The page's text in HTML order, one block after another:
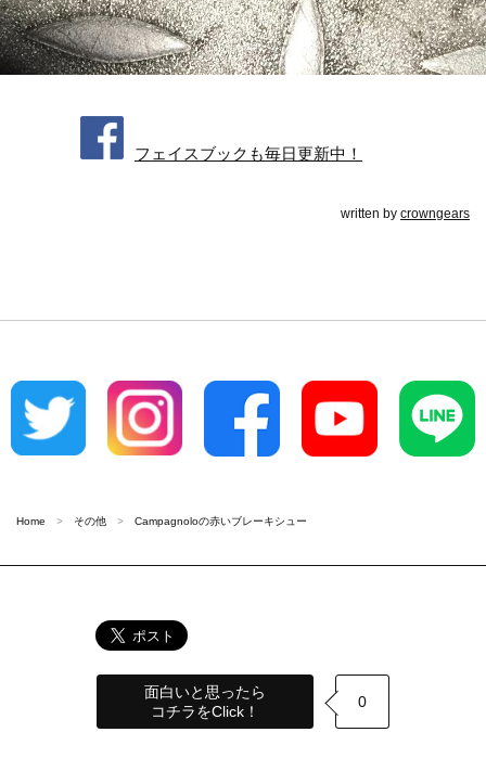
フェイスブックも毎日更新中！
written by crowngears
Home その他 Campagnoloの赤いブレーキシュー
面白いと思ったら
コチラをClick！
0